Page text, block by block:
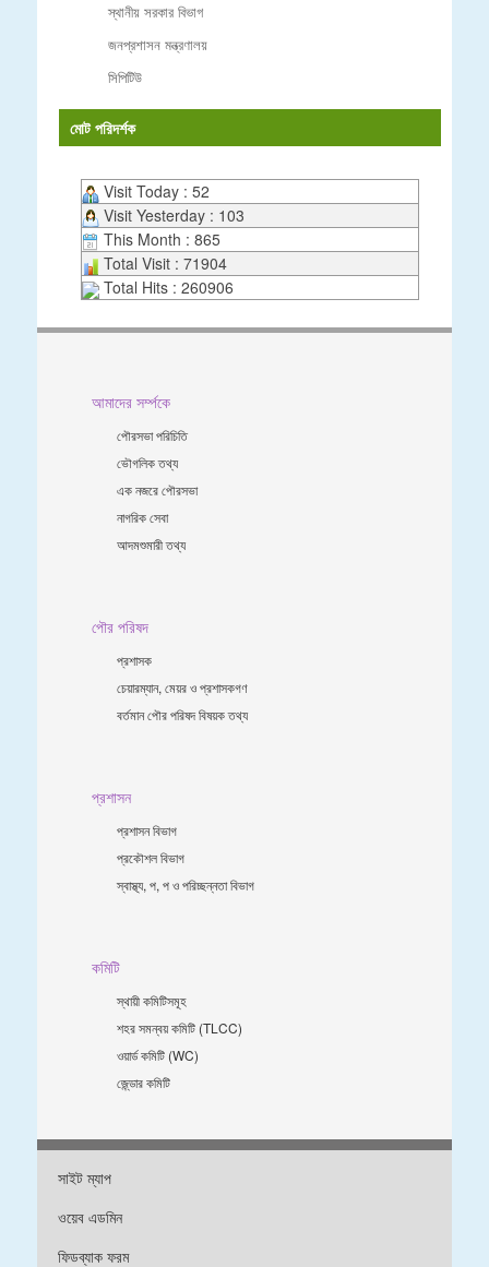
স্থানীয় সরকার বিভাগ
জনপ্রশাসন মন্ত্রণালয়
সিপিটিউ
মোট পরিদর্শক
Visit Today : 52
Visit Yesterday : 103
This Month : 865
Total Visit : 71904
Total Hits : 260906
আমাদের সর্ম্পকে
পৌরসভা পরিচিতি
ভৌগলিক তথ্য
এক নজরে পৌরসভা
নাগরিক সেবা
আদমশুমারী তথ্য
পৌর পরিষদ
প্রশাসক
চেয়ারম্যান, মেয়র ও প্রশাসকগণ
বর্তমান পৌর পরিষদ বিষয়ক তথ্য
প্রশাসন
প্রশাসন বিভাগ
প্রকৌশল বিভাগ
স্বাস্থ্য, প, প ও পরিচ্ছন্নতা ‍বিভাগ
কমিটি
স্থায়ী কমিটিসমূহ
শহর সমন্বয় কমিটি (TLCC)
ওয়ার্ড কমিটি (WC)
জে্ন্ডার কমিটি
সাইট ম্যাপ
ওয়েব এডমিন
ফিডব্যাক ফরম